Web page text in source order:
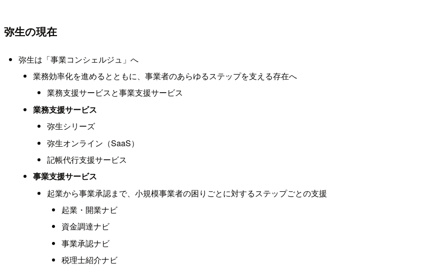
弥生の現在
弥生は「事業コンシェルジュ」へ
業務効率化を進めるとともに、事業者のあらゆるステップを支える存在へ
業務支援サービスと事業支援サービス
業務支援サービス
弥生シリーズ
弥生オンライン（SaaS）
記帳代行支援サービス
事業支援サービス
起業から事業承認まで、小規模事業者の困りごとに対するステップごとの支援
起業・開業ナビ
資金調達ナビ
事業承認ナビ
税理士紹介ナビ